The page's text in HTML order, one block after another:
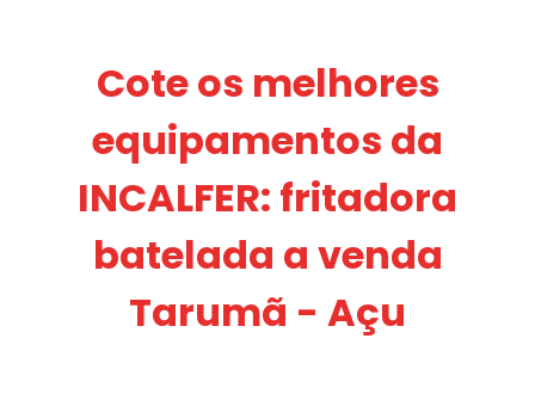
Cote os melhores
equipamentos da
INCALFER: fritadora
batelada a venda
Tarumã - Açu